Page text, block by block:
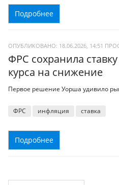
Подробнее
ОПУБЛИКОВАНО: 18.06.2026, 14:51
ФРС сохранила
курса на снижение
Первое решение Уорша удивило
ФРС инфляция ставка
Подробнее